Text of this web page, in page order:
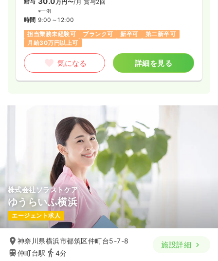
万円〜/月 賞与2回
※一例
時間 9:00～12:00
担当業務未経験可
ブランク可 新卒可
第二新卒可
月給30万円以上可
気になる 詳細を見る
株式会社ソラストケア
ゆうらいふ横浜
エージェント求人
神奈川県横浜市都筑区仲町台5-7-8
仲町台駅
4分
施設詳細